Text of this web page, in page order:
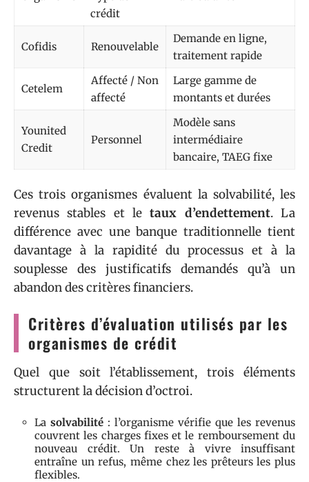
crédit
Cofidis Renouvelable
Demande en ligne,
traitement rapide
Cetelem
Affecté / Non
affecté
Large gamme de
montants et durées
Younited
Credit
Personnel
Modèle sans
intermédiaire
bancaire, TAEG fixe
Ces trois organismes évaluent la solvabilité, les
revenus stables et letaux d’endettement. La
différence avec une banque traditionnelle tient
davantage à la rapidité du processus et à la
souplesse des justificatifs demandés qu’à un
abandon des critères financiers.
Critères d’évaluation utilisés par les
organismes de crédit
Quel que soit l’établissement, trois éléments
structurent la décision d’octroi.
La solvabilité : l’organisme vérifie que les revenus
couvrent les charges fixes et le remboursement du
nouveau crédit. Un reste à vivre insuffisant
entraîne un refus, même chez les prêteurs les plus
flexibles.